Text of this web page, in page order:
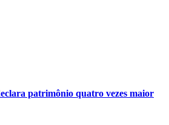
patrimônio quatro vezes maior